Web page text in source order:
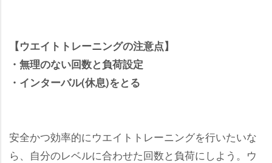
【ウエイトトレーニングの注意点】
・無理のない回数と負荷設定
・インターバル(休息)をとる
安全かつ効率的にウエイトトレーニングを行いたいな
ら、自分のレベルに合わせた回数と負荷にしよう。ウ